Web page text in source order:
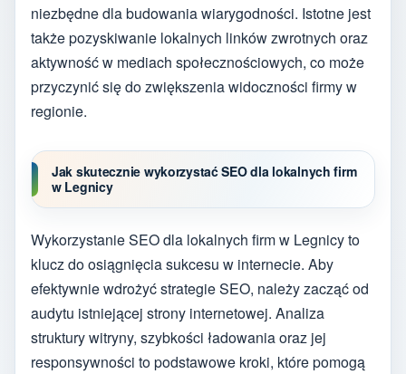
niezbędne dla budowania wiarygodności. Istotne jest
także pozyskiwanie lokalnych linków zwrotnych oraz
aktywność w mediach społecznościowych, co może
przyczynić się do zwiększenia widoczności firmy w
regionie.
Jak skutecznie wykorzystać SEO dla lokalnych firm
w Legnicy
Wykorzystanie SEO dla lokalnych firm w Legnicy to
klucz do osiągnięcia sukcesu w internecie. Aby
efektywnie wdrożyć strategie SEO, należy zacząć od
audytu istniejącej strony internetowej. Analiza
struktury witryny, szybkości ładowania oraz jej
responsywności to podstawowe kroki, które pomogą